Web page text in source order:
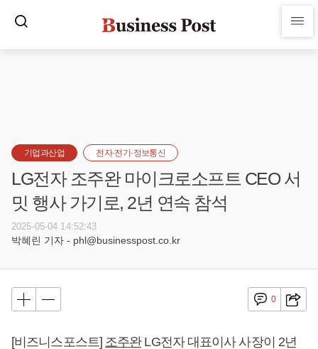
기업과산업 전자·전기·정보통신
LG전자 조주완 마이크로소프트 CEO 서
밋 행사 가기로, 2년 연속 참석
2025-05-04 14:52:43
박혜린 기자 - phl@businesspost.co.kr
0
[비즈니스포스트] 조주완LG전자 대표이사 사장이 2년